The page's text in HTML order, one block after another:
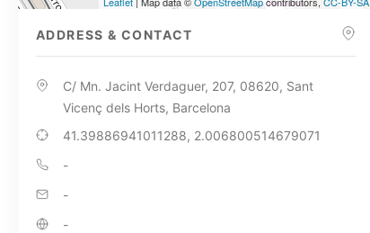
ADDRESS & CONTACT
C/ Mn. Jacint Verdaguer, 207, 08620, Sant
Vicenç dels Horts, Barcelona
41.39886941011288, 2.006800514679071
-
-
-